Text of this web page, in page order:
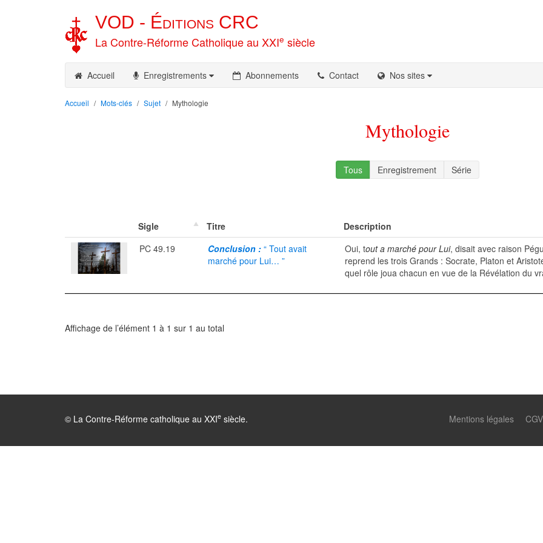
VOD - Éditions CRC
La Contre-Réforme Catholique au XXIe siècle
Accueil Enregistrements Abonnements Contact Nos sites
Accueil Mots-clés Sujet Mythologie
Mythologie
Tous Enregistrement
Série
Sigle Titre Description
PC 49.19
Conclusion : “ Tout avait
marché pour Lui… ”
Oui, tout a marché pour Lui, disait avec raison
reprend les trois Grands : Socrate, Platon et
quel rôle joua chacun en vue de la Révélation du
Affichage de l’élément 1 à 1 sur 1 au total
© La Contre-Réforme catholique au XXIe siècle. Mentions légales CGV